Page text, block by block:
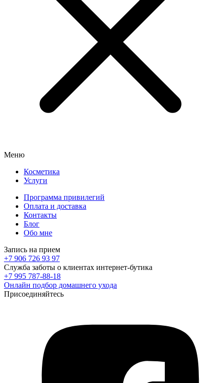
Меню
Косметика
Услуги
Программа привилегий
Оплата и доставка
Контакты
Блог
Обо мне
Запись на прием
+7 906 726 93 97
Служба заботы о клиентах интернет-бутика
+7 995 787-88-18
Онлайн подбор домашнего ухода
Присоединяйтесь